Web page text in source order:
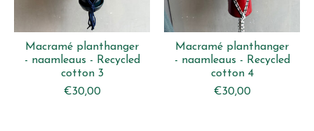
Macramé planthanger
- naamleaus - Recycled
cotton 3
€30,00
Macramé planthanger
- naamleaus - Recycled
cotton 4
€30,00